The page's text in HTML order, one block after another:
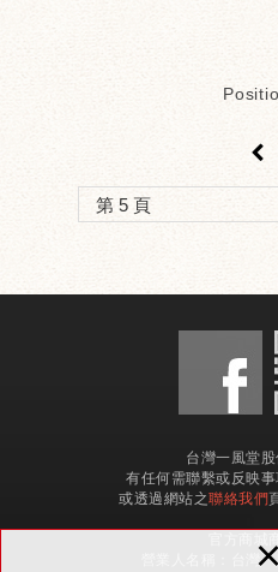
×
台灣一風堂股
有任何需聯繫或反映事
或透過網站之聯絡我們
營業人名稱：台灣